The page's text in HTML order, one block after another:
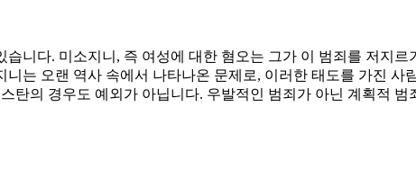
니다. 미소지니, 즉 여성에 대한 혐오는 그가 이 범죄를 저지르
는 오랜 역사 속에서 나타나온 문제로, 이러한 태도를 가진 사
의 경우도 예외가 아닙니다. 우발적인 범죄가 아닌 계획적 범